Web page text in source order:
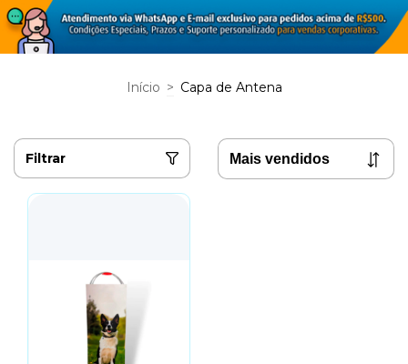
Início > Capa de Antena
Filtrar